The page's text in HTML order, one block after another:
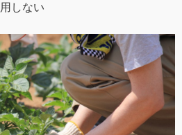
しない